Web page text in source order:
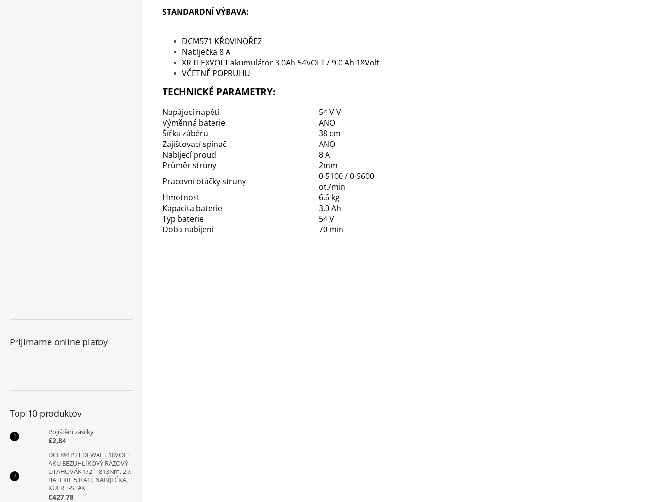
Prijímame online platby
Top 10 produktov
Pojištění zásilky
€2,84
DCF891P2T DEWALT 18VOLT
AKU BEZUHLÍKOVÝ RÁZOVÝ
UTAHOVÁK 1/2" , 813Nm, 2 X
BATERIE 5,0 AH, NABÍJEČKA,
KUFR T-STAK
€427,78
STANDARDNÍ VÝBAVA:
DCM571 KŘOVINOŘEZ
Nabíječka 8 A
XR FLEXVOLT akumulátor 3,0Ah 54VOLT / 9,0 Ah 18Volt
VČETNĚ POPRUHU
TECHNICKÉ PARAMETRY:
Napájecí napětí
54 V V
Výměnná baterie
ANO
Šířka záběru
38 cm
Zajišťovací spínač
ANO
Nabíjecí proud
8 A
Průměr struny
2mm
Pracovní otáčky struny
0-5100 / 0-5600
ot./min
Hmotnost
6.6 kg
Kapacita baterie
3,0 Ah
Typ baterie
54 V
Doba nabíjení
70 min